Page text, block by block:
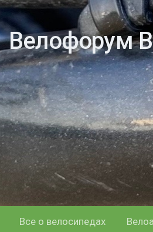
Велофорум
Все о велосипедах